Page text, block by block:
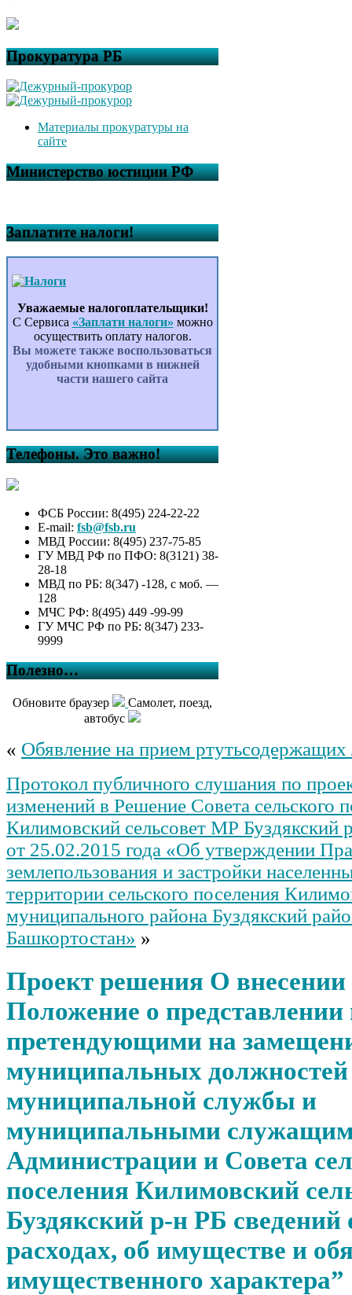
Прокуратура РБ
Материалы прокуратуры на
сайте
Министерство юстиции РФ
Заплатите налоги!
Уважаемые налогоплательщики!
С Сервиса «Заплати налоги» можно
осуществить оплату налогов.
Вы можете также воспользоваться
удобными кнопками в нижней
части нашего сайта
Телефоны. Это важно!
ФСБ России: 8(495) 224-22-22
E-mail: fsb@fsb.ru
МВД России: 8(495) 237-75-85
ГУ МВД РФ по ПФО: 8(3121) 38-
28-18
МВД по РБ: 8(347) -128, с моб. —
128
МЧС РФ: 8(495) 449 -99-99
ГУ МЧС РФ по РБ: 8(347) 233-
9999
Полезно…
Обновите браузер
Самолет, поезд,
автобус
« Обявление на прием ртутьсодержащих
Протокол публичного слушания по
изменений в Решение Совета сельского
Килимовский сельсовет МР
от 25.02.2015 года «Об утверждении
землепользования и застройки
территории сельского поселения
муниципального района Буздякский
Башкортостан» »
Проект решения О внесении
Положение о
претендующими на
муниципальных должностей
муниципальной службы и
муниципальными
Администрации и Совета
поселения Килимовский
Буздякский р-н РБ сведений
расходах, об имуществе и
имущественного характера”